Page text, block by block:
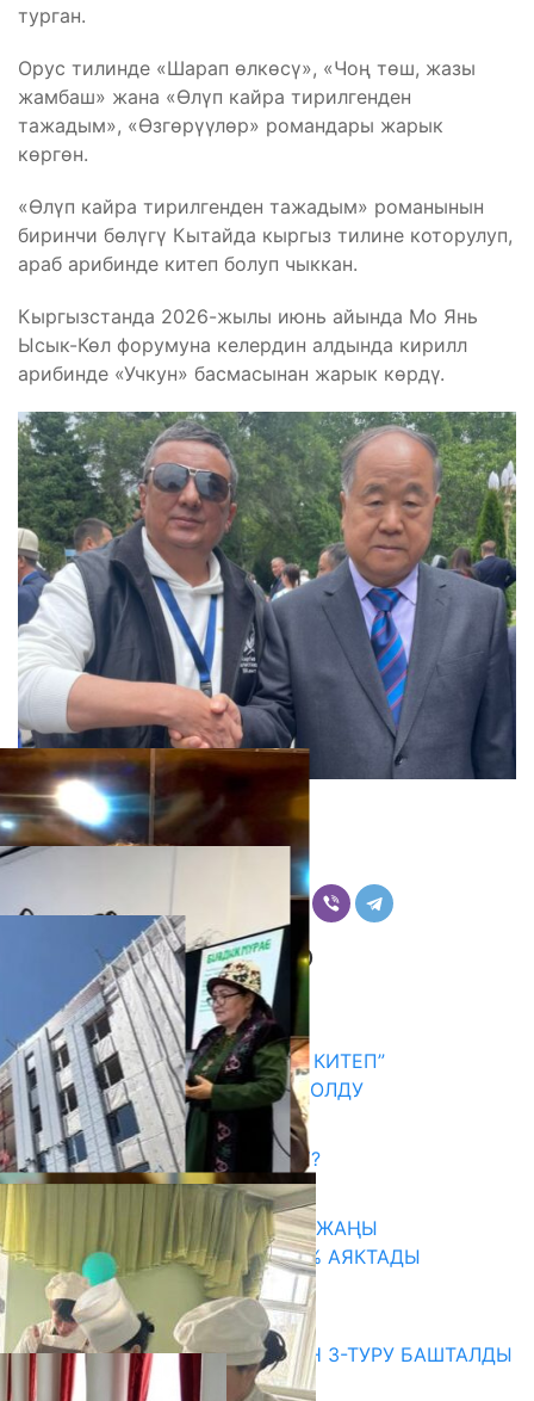
турган.
Орус тилинде «Шарап өлкөсү», «Чоң төш, жазы
жамбаш» жана «Өлүп кайра тирилгенден
тажадым», «Өзгөрүүлөр» романдары жарык
көргөн.
«Өлүп кайра тирилгенден тажадым» романынын
биринчи бөлүгү Кытайда кыргыз тилине которулуп,
араб арибинде китеп болуп чыккан.
Кыргызстанда 2026-жылы июнь айында Мо Янь
Ысык-Көл форумуна келердин алдында кирилл
арибинде «Учкун» басмасынан жарык көрдү.
К. Чекиров «КБ»
Бөлүшүү
Комментарийлер
Акыркы жаңылыктар
АКЫН А.ИСМАИЛОВ “АЛТЫН КИТЕП”
СЫЙЛЫГЫНЫН ЛАУРЕАТЫ БОЛДУ
06.08.2026
САЛТТУУ БИЛИМ ӨЗГӨРӨБҮ?
06.08.2026
ТАЛАСТА УНИВЕРСИТЕТТИН ЖАҢЫ
КАМПУСУНУН КУРУЛУШУ 75% АЯКТАДЫ
06.08.2026
Абитуриент
ЖОЖДОРГО КАБЫЛ АЛУУНУН 3-ТУРУ БАШТАЛДЫ
27.07.2026